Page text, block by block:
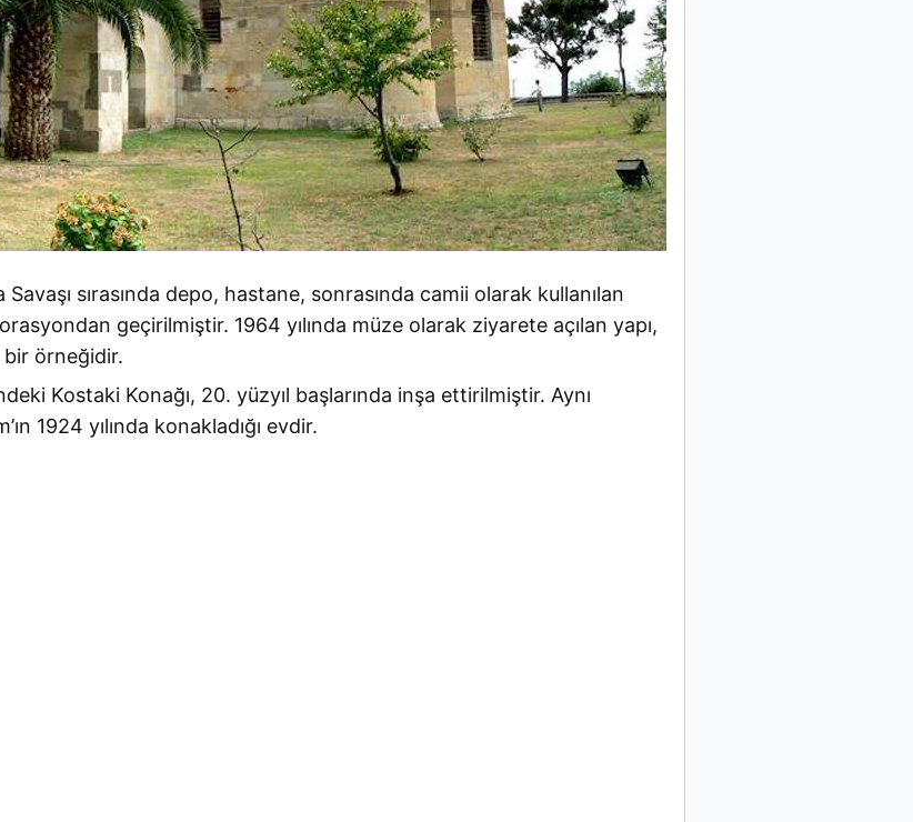
Savaşı sırasında depo, hastane, sonrasında camii olarak kullanılan
geçirilmiştir. 1964 yılında müze olarak ziyarete açılan yapı,
örneğidir.
Kostaki Konağı, 20. yüzyıl başlarında inşa ettirilmiştir. Aynı
1924 yılında konakladığı evdir.